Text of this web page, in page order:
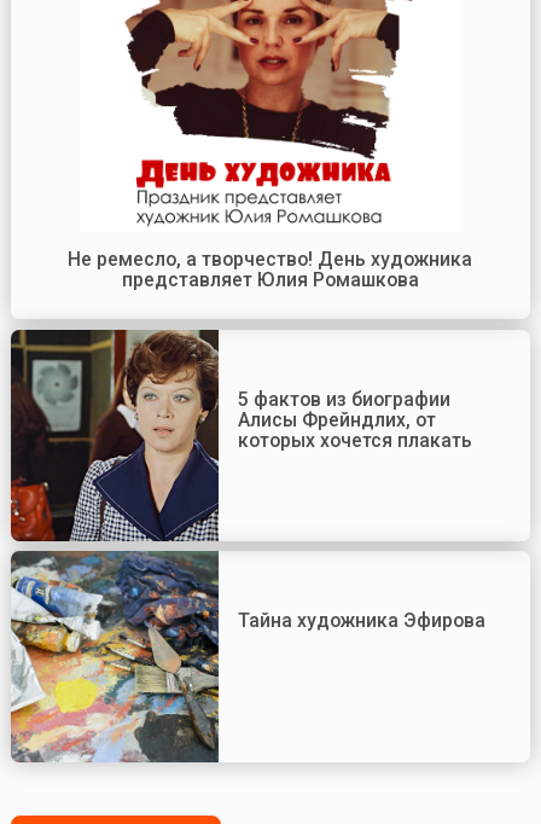
Не ремесло, а творчество! День художника
представляет Юлия Ромашкова
5 фактов из биографии
Алисы Фрейндлих, от
которых хочется плакать
Тайна художника Эфирова